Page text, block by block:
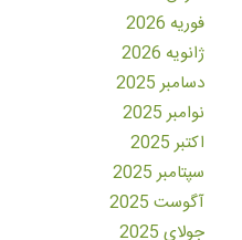
فوریه 2026
ژانویه 2026
دسامبر 2025
نوامبر 2025
اکتبر 2025
سپتامبر 2025
آگوست 2025
جولای 2025